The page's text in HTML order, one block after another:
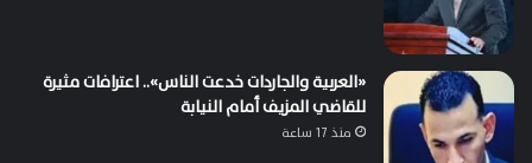
«العربية والجاردات خدعت الناس».. اعترافات مثيرة
للقاضي المزيف أمام النيابة
منذ 17 ساعة